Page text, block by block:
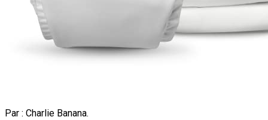
Par : Charlie Banana.